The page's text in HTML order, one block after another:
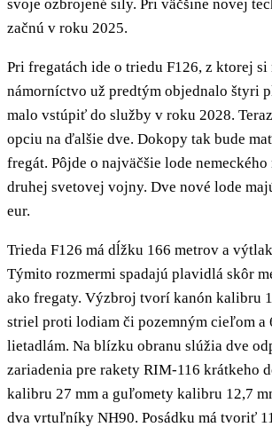
svoje ozbrojené sily. Pri väčšine novej
začnú v roku 2025.
Pri fregatách ide o triedu F126, z ktorej si
námorníctvo už predtým objednalo štyri
malo vstúpiť do služby v roku 2028.
opciu na ďalšie dve. Dokopy tak bude
fregát. Pôjde o najväčšie lode
druhej svetovej vojny. Dve nové lode
eur.
Trieda F126 má dĺžku 166 metrov a
Týmito rozmermi spadajú plavidlá skôr
ako fregaty. Výzbroj tvorí kanón kalibru
striel proti lodiam či pozemným cieľom a
lietadlám. Na blízku obranu slúžia dve
zariadenia pre rakety RIM-116 krátkeho
kalibru 27 mm a guľomety kalibru 12,7
dva vrtuľníky NH90. Posádku má tvoriť